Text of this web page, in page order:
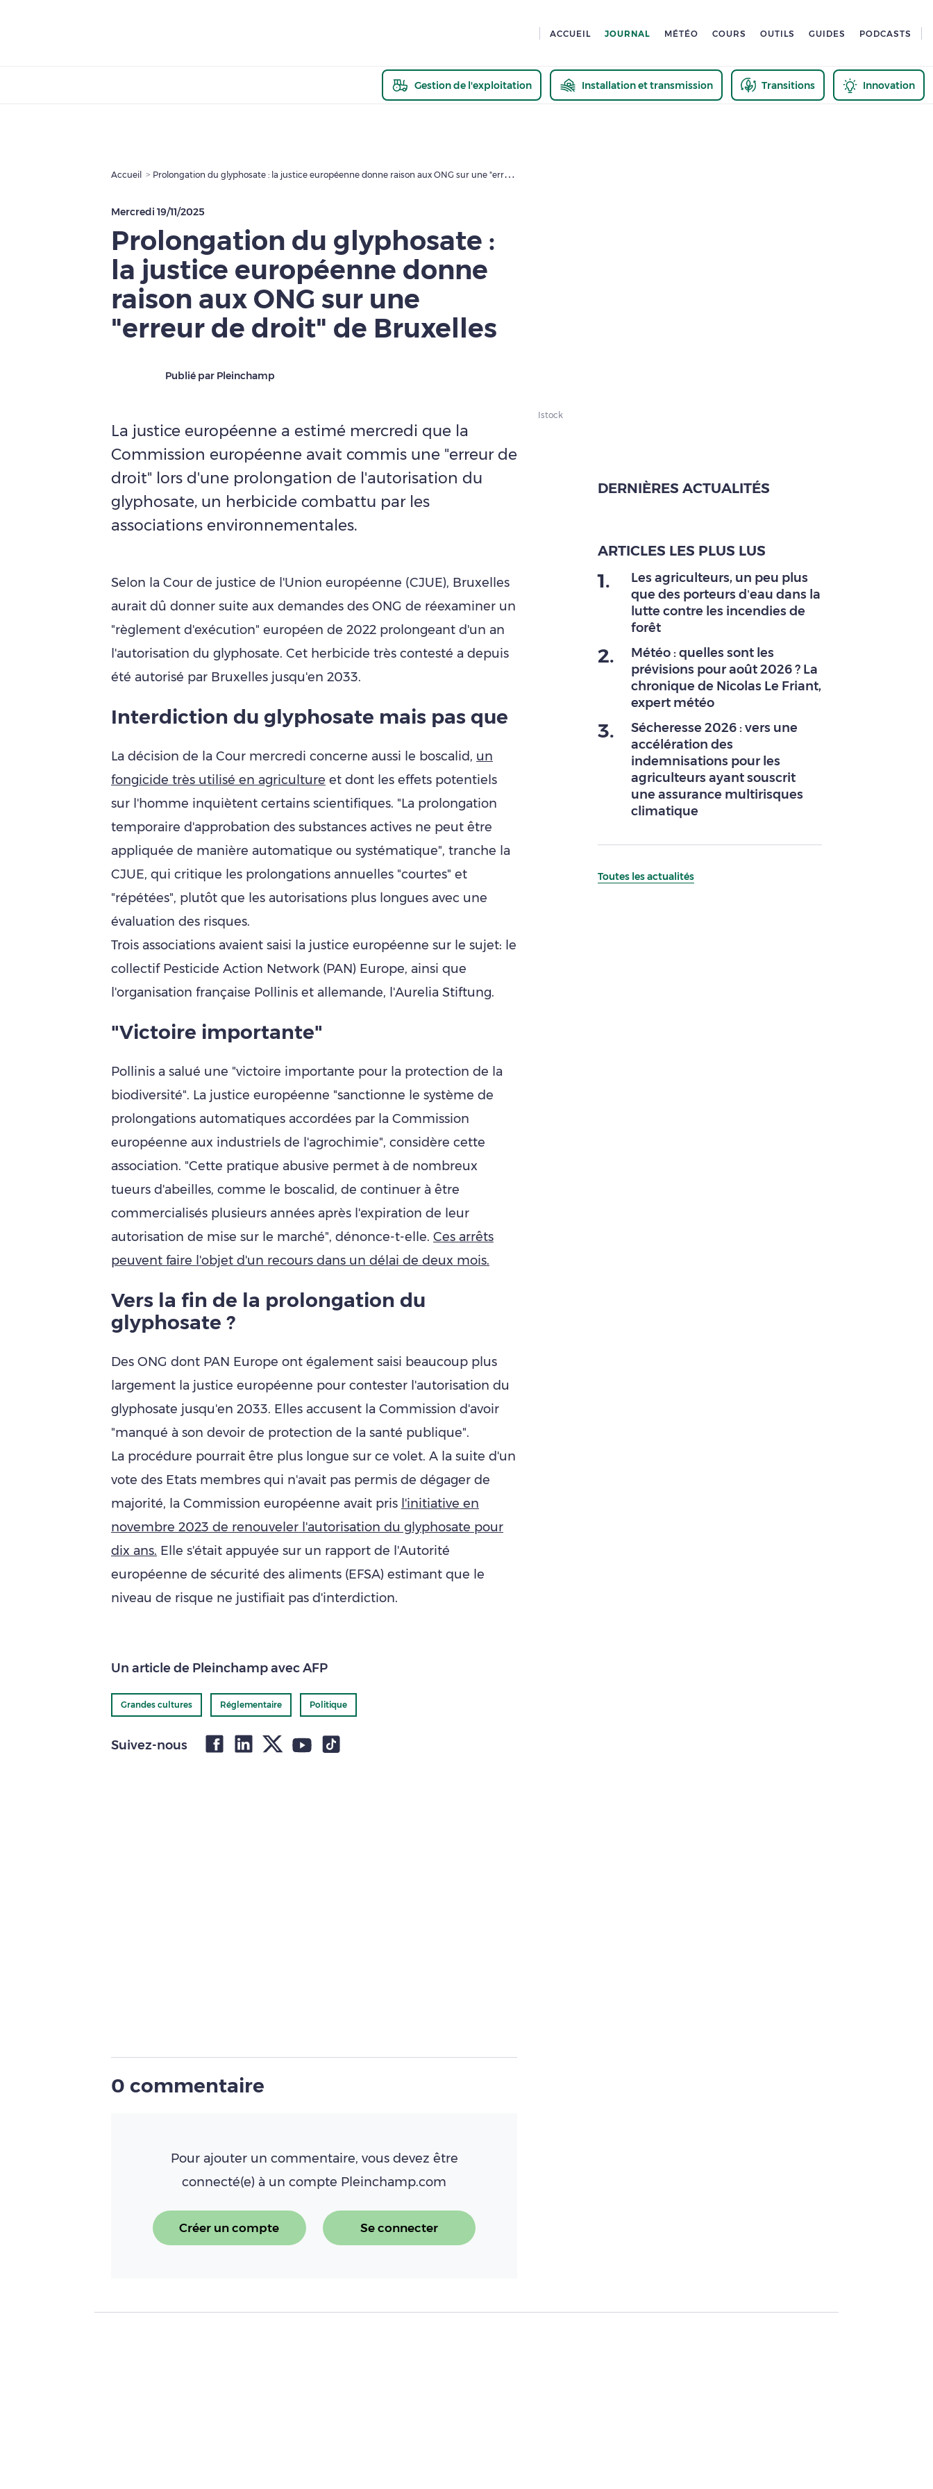
ACCUEIL JOURNAL MÉTÉO COURS OUTILS GUIDES PODCASTS
Gestion de l'exploitation Installation et transmission Transitions Innovation
Accueil Prolongation du glyphosate : la justice européenne donne raison aux ONG sur une "erreur de droit" de Bruxelles
Mercredi 19/11/2025
Prolongation du glyphosate :
la justice européenne donne
raison aux ONG sur une
"erreur de droit" de Bruxelles
Publié par Pleinchamp
La justice européenne a estimé mercredi que la
Commission européenne avait commis une "erreur de
droit" lors d'une prolongation de l'autorisation du
glyphosate, un herbicide combattu par les
associations environnementales.
Selon la Cour de justice de l'Union européenne (CJUE), Bruxelles
aurait dû donner suite aux demandes des ONG de réexaminer un
"règlement d'exécution" européen de 2022 prolongeant d'un an
l'autorisation du glyphosate. Cet herbicide très contesté a depuis
été autorisé par Bruxelles jusqu'en 2033.
Interdiction du glyphosate mais pas que
La décision de la Cour mercredi concerne aussi le boscalid, un
fongicide très utilisé en agriculture et dont les effets potentiels
sur l'homme inquiètent certains scientifiques. "La prolongation
temporaire d'approbation des substances actives ne peut être
appliquée de manière automatique ou systématique", tranche la
CJUE, qui critique les prolongations annuelles "courtes" et
"répétées", plutôt que les autorisations plus longues avec une
évaluation des risques.
Trois associations avaient saisi la justice européenne sur le sujet: le
collectif Pesticide Action Network (PAN) Europe, ainsi que
l'organisation française Pollinis et allemande, l'Aurelia Stiftung.
"Victoire importante"
Pollinis a salué une "victoire importante pour la protection de la
biodiversité". La justice européenne "sanctionne le système de
prolongations automatiques accordées par la Commission
européenne aux industriels de l'agrochimie", considère cette
association. "Cette pratique abusive permet à de nombreux
tueurs d'abeilles, comme le boscalid, de continuer à être
commercialisés plusieurs années après l'expiration de leur
autorisation de mise sur le marché", dénonce-t-elle. Ces arrêts
peuvent faire l'objet d'un recours dans un délai de deux mois.
Vers la fin de la prolongation du
glyphosate ?
Des ONG dont PAN Europe ont également saisi beaucoup plus
largement la justice européenne pour contester l'autorisation du
glyphosate jusqu'en 2033. Elles accusent la Commission d'avoir
"manqué à son devoir de protection de la santé publique".
La procédure pourrait être plus longue sur ce volet. A la suite d'un
vote des Etats membres qui n'avait pas permis de dégager de
majorité, la Commission européenne avait pris l'initiative en
novembre 2023 de renouveler l'autorisation du glyphosate pour
dix ans. Elle s'était appuyée sur un rapport de l'Autorité
européenne de sécurité des aliments (EFSA) estimant que le
niveau de risque ne justifiait pas d'interdiction.
Un article de Pleinchamp avec AFP
Grandes cultures Réglementaire Politique
Suivez-nous
0 commentaire
Pour ajouter un commentaire, vous devez être
connecté(e) à un compte Pleinchamp.com
Créer un compte Se connecter
Istock
DERNIÈRES ACTUALITÉS
ARTICLES LES PLUS LUS
1.
Les agriculteurs, un peu plus
que des porteurs d’eau dans la
lutte contre les incendies de
forêt
2.
Météo : quelles sont les
prévisions pour août 2026 ? La
chronique de Nicolas Le Friant,
expert météo
3.
Sécheresse 2026 : vers une
accélération des
indemnisations pour les
agriculteurs ayant souscrit
une assurance multirisques
climatique
Toutes les actualités